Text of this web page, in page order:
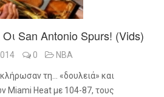
San Antonio Spurs! (vids)
0 NBA
τη... «δουλειά» και
Miami Heatμε 104-87, τους